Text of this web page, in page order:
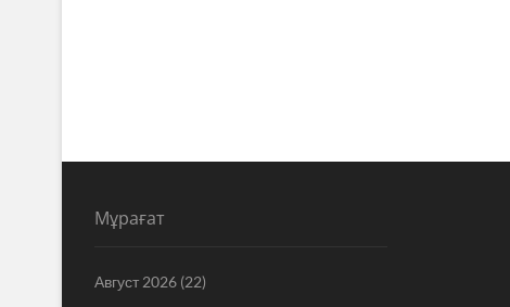
Мұрағат
Август 2026 (22)